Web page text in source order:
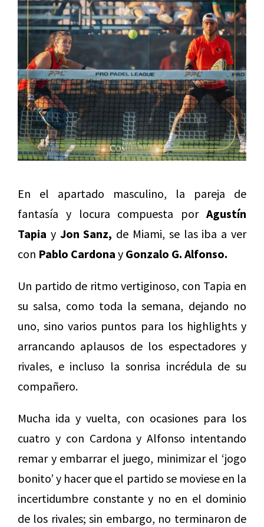
En el apartado masculino, la pareja de
fantasía y locura compuesta por Agustín
Tapia y Jon Sanz, de Miami, se las iba a ver
con Pablo Cardona y Gonzalo G. Alfonso.
Un partido de ritmo vertiginoso, con Tapia en
su salsa, como toda la semana, dejando no
uno, sino varios puntos para los highlights y
arrancando aplausos de los espectadores y
rivales, e incluso la sonrisa incrédula de su
compañero.
Mucha ida y vuelta, con ocasiones para los
cuatro y con Cardona y Alfonso intentando
remar y embarrar el juego, minimizar el ‘jogo
bonito’ y hacer que el partido se moviese en la
incertidumbre constante y no en el dominio
de los rivales; sin embargo, no terminaron de